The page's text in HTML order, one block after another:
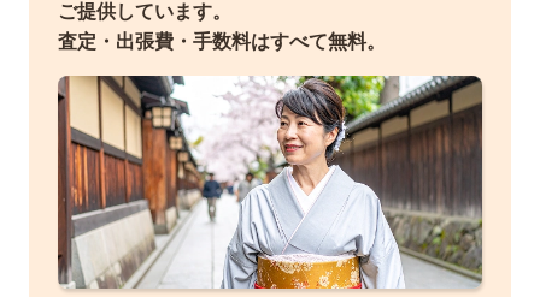
ご提供しています。
査定・出張費・手数料はすべて無料。